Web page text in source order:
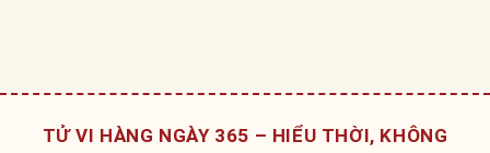
TỬ VI HÀNG NGÀY 365 – HIỂU THỜI, KHÔNG